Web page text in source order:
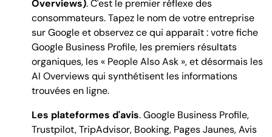
Overviews). C'est le premier réflexe des
consommateurs. Tapez le nom de votre entreprise
sur Google et observez ce qui apparaît : votre fiche
Google Business Profile, les premiers résultats
organiques, les « People Also Ask », et désormais les
AI Overviews qui synthétisent les informations
trouvées en ligne.
Les plateformes d'avis. Google Business Profile,
Trustpilot, TripAdvisor, Booking, Pages Jaunes, Avis